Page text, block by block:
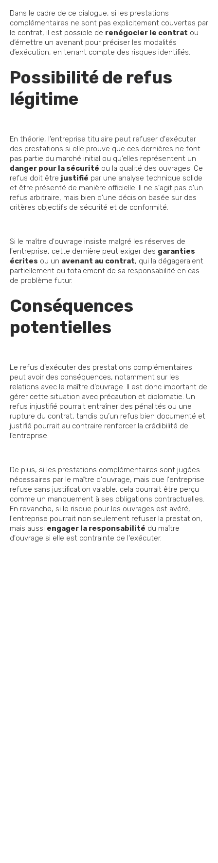
Dans le cadre de ce dialogue, si les prestations
complémentaires ne sont pas explicitement couvertes par
le contrat, il est possible de renégocier le contrat ou
d’émettre un avenant pour préciser les modalités
d’exécution, en tenant compte des risques identifiés.
Possibilité de refus
légitime
En théorie, l’entreprise titulaire peut refuser d'exécuter
des prestations si elle prouve que ces dernières ne font
pas partie du marché initial ou qu’elles représentent un
danger pour la sécurité ou la qualité des ouvrages. Ce
refus doit être justifié par une analyse technique solide
et être présenté de manière officielle. Il ne s'agit pas d'un
refus arbitraire, mais bien d'une décision basée sur des
critères objectifs de sécurité et de conformité.
Si le maître d'ouvrage insiste malgré les réserves de
l'entreprise, cette dernière peut exiger des garanties
écrites ou un avenant au contrat, qui la dégageraient
partiellement ou totalement de sa responsabilité en cas
de problème futur.
Conséquences
potentielles
Le refus d’exécuter des prestations complémentaires
peut avoir des conséquences, notamment sur les
relations avec le maître d’ouvrage. Il est donc important de
gérer cette situation avec précaution et diplomatie. Un
refus injustifié pourrait entraîner des pénalités ou une
rupture du contrat, tandis qu’un refus bien documenté et
justifié pourrait au contraire renforcer la crédibilité de
l’entreprise.
De plus, si les prestations complémentaires sont jugées
nécessaires par le maître d'ouvrage, mais que l'entreprise
refuse sans justification valable, cela pourrait être perçu
comme un manquement à ses obligations contractuelles.
En revanche, si le risque pour les ouvrages est avéré,
l'entreprise pourrait non seulement refuser la prestation,
mais aussi engager la responsabilité du maître
d'ouvrage si elle est contrainte de l'exécuter.